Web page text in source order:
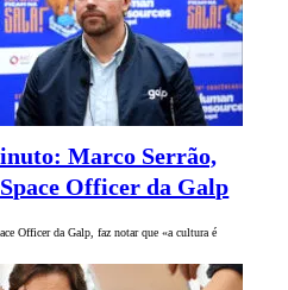
Marco Serrão,
Officer da Galp
Officer da Galp, faz notar que «a cultura é